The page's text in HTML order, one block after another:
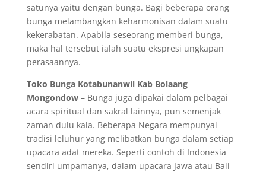
satunya yaitu dengan bunga. Bagi beberapa orang
bunga melambangkan keharmonisan dalam suatu
kekerabatan. Apabila seseorang memberi bunga,
maka hal tersebut ialah suatu ekspresi ungkapan
perasaannya.
Toko Bunga Kotabunanwil Kab Bolaang
Mongondow– Bunga juga dipakai dalam pelbagai
acara spiritual dan sakral lainnya, pun semenjak
zaman dulu kala. Beberapa Negara mempunyai
tradisi leluhur yang melibatkan bunga dalam setiap
upacara adat mereka. Seperti contoh di Indonesia
sendiri umpamanya, dalam upacara Jawa atau Bali